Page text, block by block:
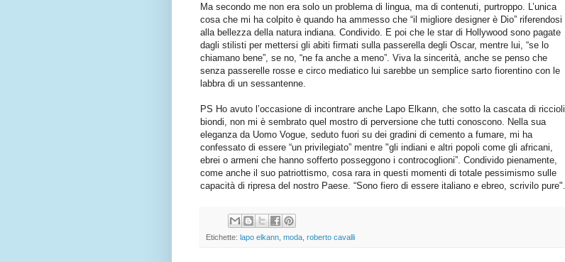
Ma secondo me non era solo un problema di lingua, ma di contenuti, purtroppo. L’unica
cosa che mi ha colpito è quando ha ammesso che “il migliore designer è Dio” riferendosi
alla bellezza della natura indiana. Condivido. E poi che le star di Hollywood sono pagate
dagli stilisti per mettersi gli abiti firmati sulla passerella degli Oscar, mentre lui, “se lo
chiamano bene”, se no, “ne fa anche a meno”. Viva la sincerità, anche se penso che
senza passerelle rosse e circo mediatico lui sarebbe un semplice sarto fiorentino con le
labbra di un sessantenne.
PS Ho avuto l’occasione di incontrare anche Lapo Elkann, che sotto la cascata di riccioli
biondi, non mi è sembrato quel mostro di perversione che tutti conoscono. Nella sua
eleganza da Uomo Vogue, seduto fuori su dei gradini di cemento a fumare, mi ha
confessato di essere “un privilegiato” mentre "gli indiani e altri popoli come gli africani,
ebrei o armeni che hanno sofferto posseggono i controcoglioni”. Condivido pienamente,
come anche il suo patriottismo, cosa rara in questi momenti di totale pessimismo sulle
capacità di ripresa del nostro Paese. “Sono fiero di essere italiano e ebreo, scrivilo pure".
Etichette: lapo elkann moda roberto cavalli